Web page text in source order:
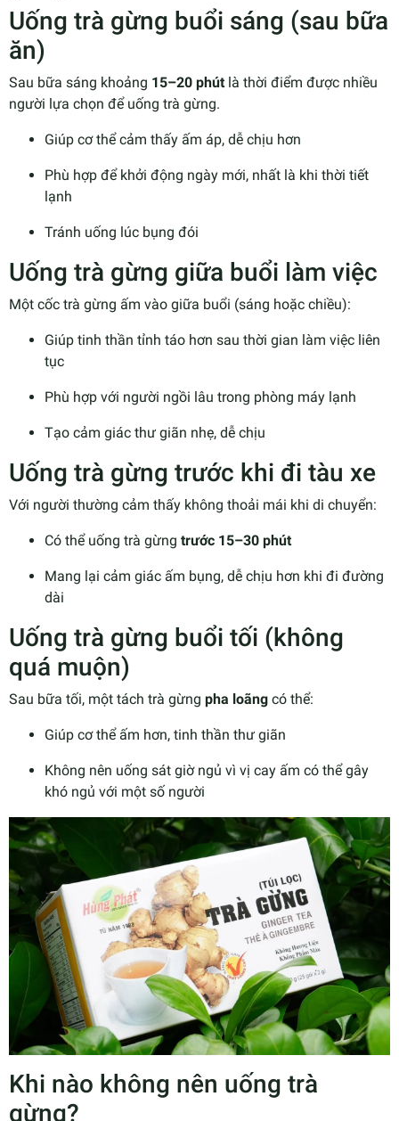
Uống trà gừng buổi sáng (sau bữa
ăn)
Sau bữa sáng khoảng 15–20 phútlà thời điểm được nhiều
người lựa chọn để uống trà gừng.
Giúp cơ thể cảm thấy ấm áp, dễ chịu hơn
Phù hợp để khởi động ngày mới, nhất là khi thời tiết
lạnh
Tránh uống lúc bụng đói
Uống trà gừng giữa buổi làm việc
Một cốc trà gừng ấm vào giữa buổi (sáng hoặc chiều):
Giúp tinh thần tỉnh táo hơn sau thời gian làm việc liên
tục
Phù hợp với người ngồi lâu trong phòng máy lạnh
Tạo cảm giác thư giãn nhẹ, dễ chịu
Uống trà gừng trước khi đi tàu xe
Với người thường cảm thấy không thoải mái khi di chuyển:
Có thể uống trà gừng trước 15–30 phút
Mang lại cảm giác ấm bụng, dễ chịu hơn khi đi đường
dài
Uống trà gừng buổi tối (không
quá muộn)
Sau bữa tối, một tách trà gừng pha loãng có thể:
Giúp cơ thể ấm hơn, tinh thần thư giãn
Không nên uống sát giờ ngủ vì vị cay ấm có thể gây
khó ngủ với một số người
Khi nào không nên uống trà
gừng?